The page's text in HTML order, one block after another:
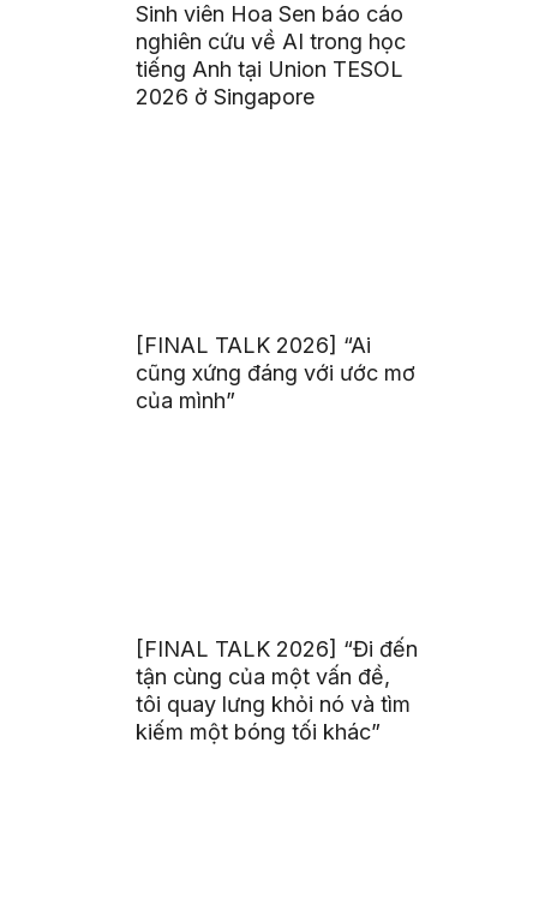
Sinh viên Hoa Sen báo cáo
nghiên cứu về AI trong học
tiếng Anh tại Union TESOL
2026 ở Singapore
[FINAL TALK 2026] “Ai
cũng xứng đáng với ước mơ
của mình”
[FINAL TALK 2026] “Đi đến
tận cùng của một vấn đề,
tôi quay lưng khỏi nó và tìm
kiếm một bóng tối khác”